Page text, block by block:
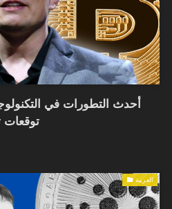
أحدث التطورات في
توقعات
العربية